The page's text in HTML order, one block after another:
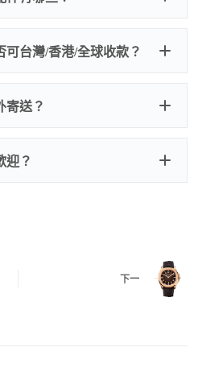
好無瑕、貼合緊密。
式進行上弦與功能測試。
問題後才會安排出貨。
子，如果需要原裝盒子可
裝盒子附屬配件：原裝盒
錶帶工具。
加錢購買，價格也不貴。
台灣/香港/全球收款？
方式
寄送？
迎？
裝價格的十分之一即可享受相
下一